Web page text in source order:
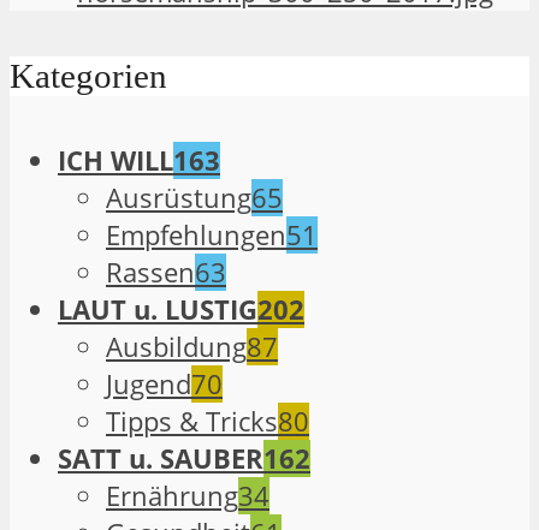
Kategorien
ICH WILL163
Ausrüstung65
Empfehlungen51
Rassen63
LAUT u. LUSTIG202
Ausbildung87
Jugend70
Tipps & Tricks80
SATT u. SAUBER162
Ernährung34